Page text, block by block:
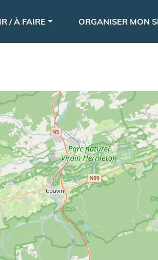
au
principal
/ À FAIRE ORGANISER MON